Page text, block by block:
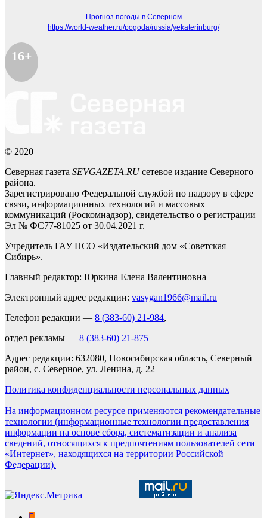
Прогноз погоды в Северном
https://world-weather.ru/pogoda/russia/yekaterinburg/
16+
© 2020
Северная газета SEVGAZETA.RUсетевое издание Северного
района.
Зарегистрировано Федеральной службой по надзору в сфере
связи, информационных технологий и массовых
коммуникаций (Роскомнадзор), свидетельство о регистрации
Эл № ФС77-81025 от 30.04.2021 г.
Учредитель ГАУ НСО «Издательский дом «Советская
Сибирь».
Главный редактор: Юркина Елена Валентиновна
Электронный адрес редакции: vasygan1966@mail.ru
Телефон редакции — 8 (383-60) 21-984,
отдел рекламы — 8 (383-60) 21-875
Адрес редакции: 632080, Новосибирская область, Северный
район, с. Северное, ул. Ленина, д. 22
Политика конфиденциальности персональных данных
На информационном ресурсе применяются рекомендательные
технологии (информационные технологии предоставления
информации на основе сбора, систематизации и анализа
сведений, относящихся к предпочтениям пользователей сети
«Интернет», находящихся на территории Российской
Федерации).